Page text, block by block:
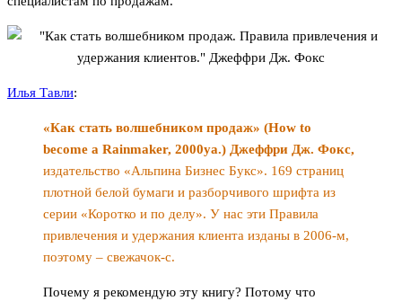
Илья Тавли:
«Как стать волшебником продаж» (How to
become a Rainmaker, 2000ya.) Джеффри Дж. Фокс,
издательство «Альпина Бизнес Букс». 169 страниц
плотной белой бумаги и разборчивого шрифта из
серии «Коротко и по делу». У нас эти Правила
привлечения и удержания клиента изданы в 2006-м,
поэтому – свежачок-с.
Почему я рекомендую эту книгу? Потому что